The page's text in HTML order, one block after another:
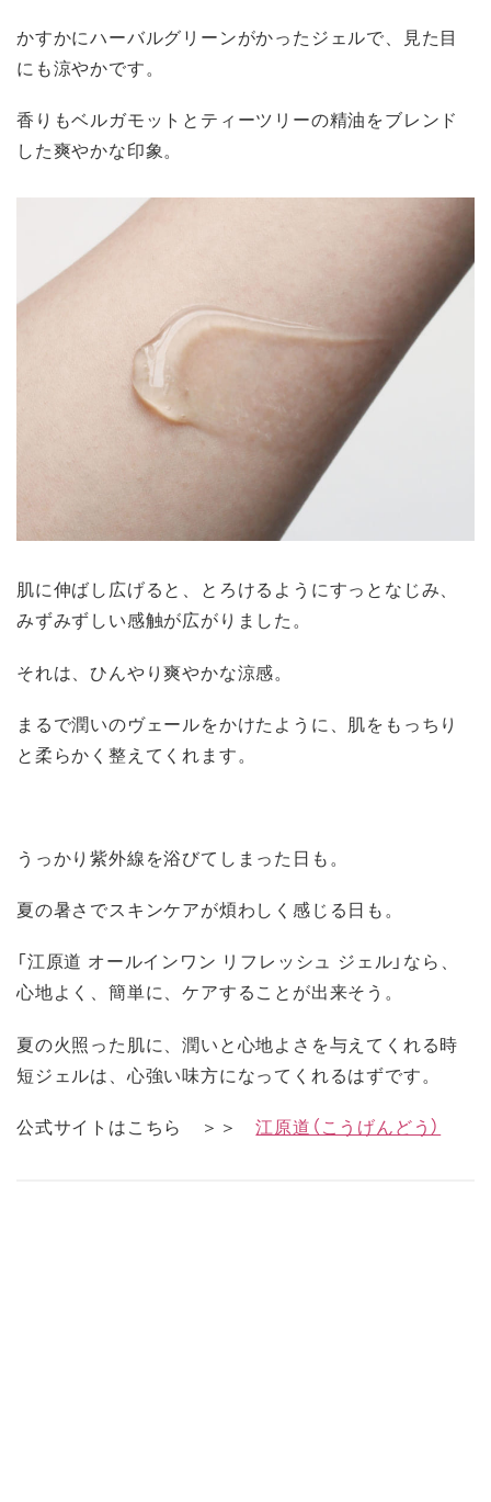
かすかにハーバルグリーンがかったジェルで、見た目
にも涼やかです。
香りもベルガモットとティーツリーの精油をブレンド
した爽やかな印象。
肌に伸ばし広げると、とろけるようにすっとなじみ、
みずみずしい感触が広がりました。
それは、ひんやり爽やかな涼感。
まるで潤いのヴェールをかけたように、肌をもっちり
と柔らかく整えてくれます。
うっかり紫外線を浴びてしまった日も。
夏の暑さでスキンケアが煩わしく感じる日も。
「江原道 オールインワン リフレッシュ ジェル」なら、
心地よく、簡単に、ケアすることが出来そう。
夏の火照った肌に、潤いと心地よさを与えてくれる時
短ジェルは、心強い味方になってくれるはずです。
公式サイトはこちら ＞＞江原道（こうげんどう）